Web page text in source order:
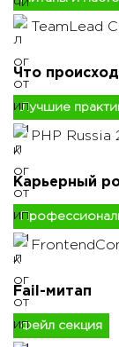
TeamLead
Что
Лучшие
PHP
Карьерный
Fail-митап
Фейл секция